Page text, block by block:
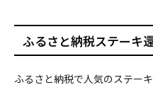
ふるさと納税ステーキ
ふるさと納税で人気のステー